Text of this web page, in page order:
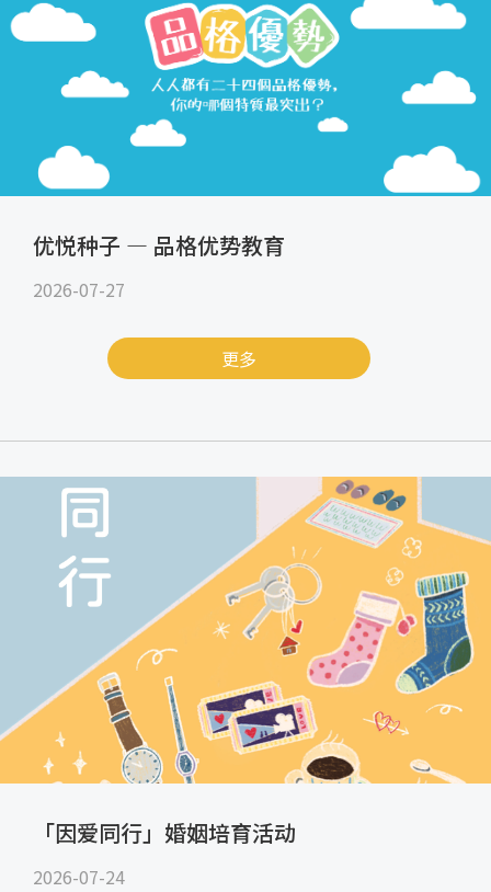
优悦种子 — 品格优势教育
2026-07-27
更多
「因爱同行」婚姻培育活动
2026-07-24